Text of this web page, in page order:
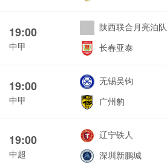
19:00
中甲
陕西联合月亮泊队
长春亚泰
19:00
中甲
无锡吴钩
广州豹
19:00
中超
辽宁铁人
深圳新鹏城